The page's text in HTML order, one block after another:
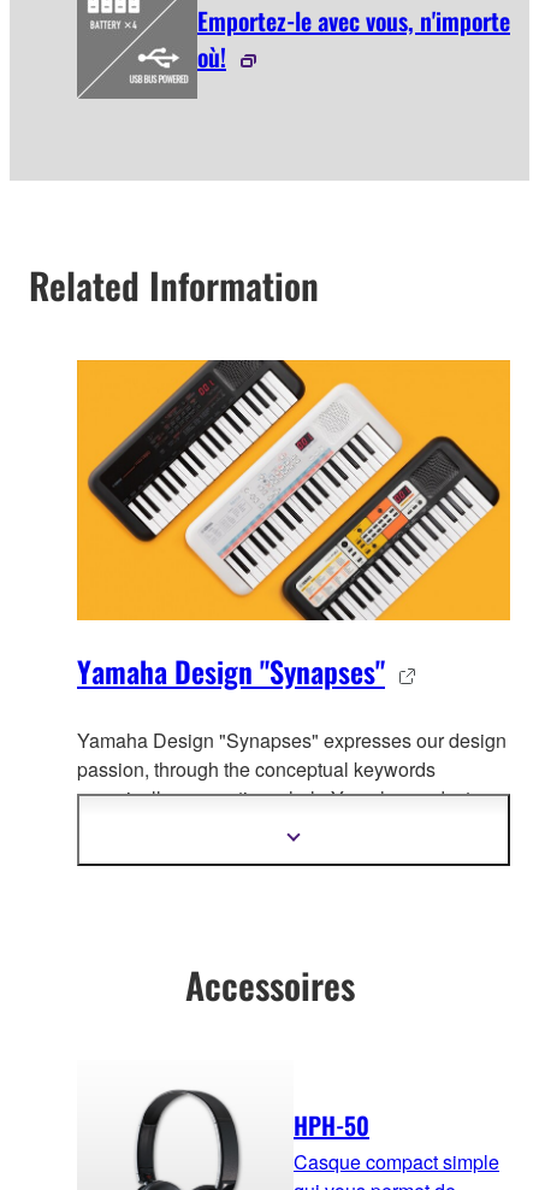
Emportez-le avec vous, n'importe
où!
Related Information
Yamaha Design "Synapses"
Yamaha Design "Synapses" expresses our design
passion, through the conceptual keywords
organically connecting whole Yamaha product
Afficher
Accessoires
HPH-50
Casque compact simple